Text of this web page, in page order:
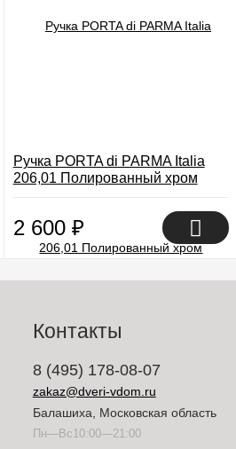
Ручка PORTA di PARMA Italia
206,01 Полированный хром
2 600 ₽
Контакты
8 (495) 178-08-07
zakaz@dveri-vdom.ru
Балашиха, Московская область
Пн—Вс10:00—21:00